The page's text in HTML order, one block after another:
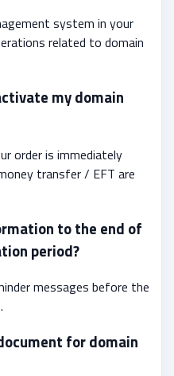
system in your
related to domain
my domain
order is immediately
transfer / EFT are
to the end of
period?
messages before the
for domain